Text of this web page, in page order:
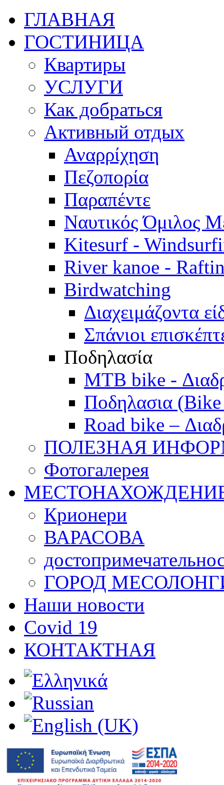
ГЛАВНАЯ
ГОСТИНИЦА
Квартиры
УСЛУГИ
Как добраться
Активный отдых
Αναρρίχηση
Πεζοπορία
Παραπέντε
Ναυτικός Όμιλος
Kitesurf -
River kanoe -
Birdwatching
Διαχειμάζοντα
Σπάνιοι
Ποδηλασία
MTB bike -
Ποδηλασια
Road bike –
ПОЛЕЗНАЯ
Фотогалерея
Крионери
ВАРАСОВА
ГОРОД
Наши новости
Covid 19
КОНТАКТНАЯ